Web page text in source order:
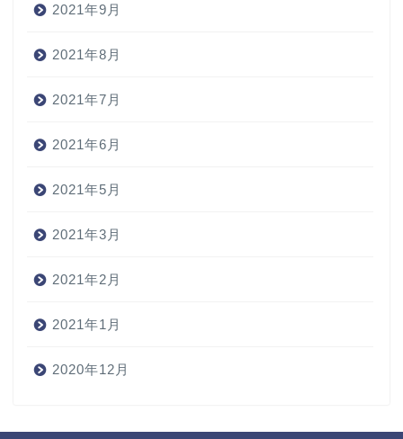
2021年9月
2021年8月
2021年7月
2021年6月
2021年5月
2021年3月
2021年2月
2021年1月
2020年12月